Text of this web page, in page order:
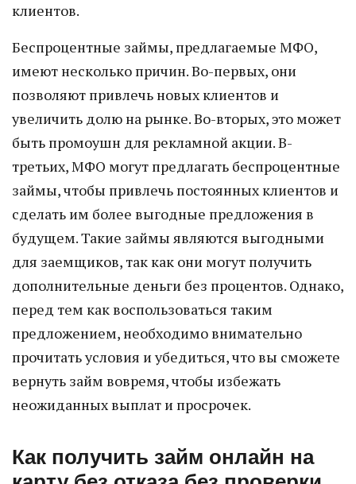
клиентов.
Беспроцентные займы, предлагаемые МФО,
имеют несколько причин. Во-первых, они
позволяют привлечь новых клиентов и
увеличить долю на рынке. Во-вторых, это может
быть промоушн для рекламной акции. В-
третьих, МФО могут предлагать беспроцентные
займы, чтобы привлечь постоянных клиентов и
сделать им более выгодные предложения в
будущем. Такие займы являются выгодными
для заемщиков, так как они могут получить
дополнительные деньги без процентов. Однако,
перед тем как воспользоваться таким
предложением, необходимо внимательно
прочитать условия и убедиться, что вы сможете
вернуть займ вовремя, чтобы избежать
неожиданных выплат и просрочек.
Как получить займ онлайн на